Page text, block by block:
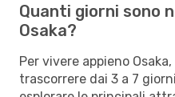
Quanti giorni sono
Osaka?
Per vivere appieno
trascorrere dai 3 a 7